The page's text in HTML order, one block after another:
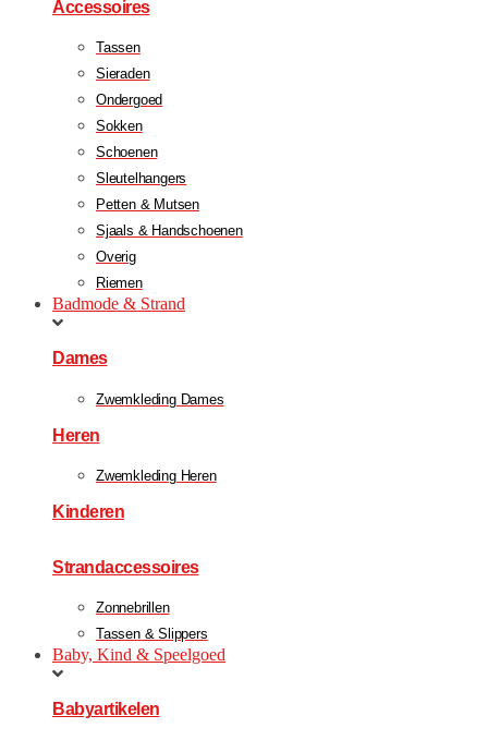
Accessoires
Tassen
Sieraden
Ondergoed
Sokken
Schoenen
Sleutelhangers
Petten & Mutsen
Sjaals & Handschoenen
Overig
Riemen
Badmode & Strand
Dames
Zwemkleding Dames
Heren
Zwemkleding Heren
Kinderen
Strandaccessoires
Zonnebrillen
Tassen & Slippers
Baby, Kind & Speelgoed
Babyartikelen